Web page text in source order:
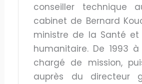
conseiller technique
cabinet de Bernard
ministre de la Santé et
humanitaire. De 1993 à
chargé de mission,
auprès du directeur